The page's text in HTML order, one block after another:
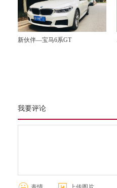
新伙伴—宝马6系GT
我要评论